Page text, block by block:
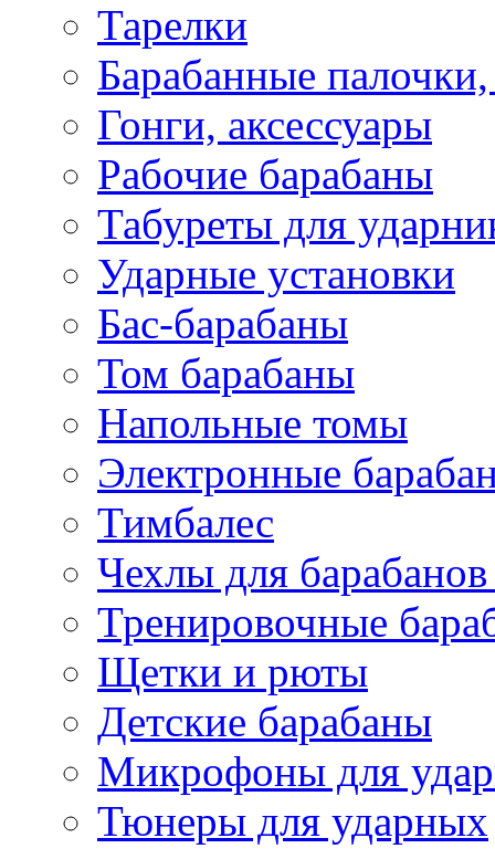
Тарелки
Барабанные палочки,
Гонги, аксессуары
Рабочие барабаны
Табуреты для
Ударные установки
Бас-барабаны
Том барабаны
Напольные томы
Электронные
Тимбалес
Чехлы для
Тренировочные
Щетки и рюты
Детские барабаны
Микрофоны для
Тюнеры для ударных